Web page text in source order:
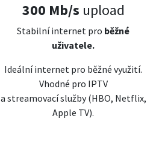
300 Mb/s upload
Stabilní internet pro běžné
uživatele.
Ideální internet pro běžné využití.
Vhodné pro IPTV
a streamovací služby (HBO, Netflix,
Apple TV).